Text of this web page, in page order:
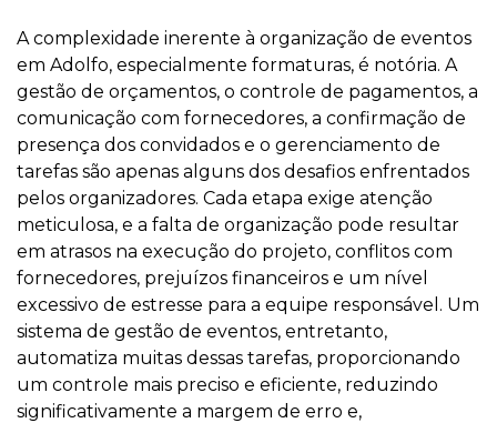
A complexidade inerente à organização de eventos
em Adolfo, especialmente formaturas, é notória. A
gestão de orçamentos, o controle de pagamentos, a
comunicação com fornecedores, a confirmação de
presença dos convidados e o gerenciamento de
tarefas são apenas alguns dos desafios enfrentados
pelos organizadores. Cada etapa exige atenção
meticulosa, e a falta de organização pode resultar
em atrasos na execução do projeto, conflitos com
fornecedores, prejuízos financeiros e um nível
excessivo de estresse para a equipe responsável. Um
sistema de gestão de eventos, entretanto,
automatiza muitas dessas tarefas, proporcionando
um controle mais preciso e eficiente, reduzindo
significativamente a margem de erro e,